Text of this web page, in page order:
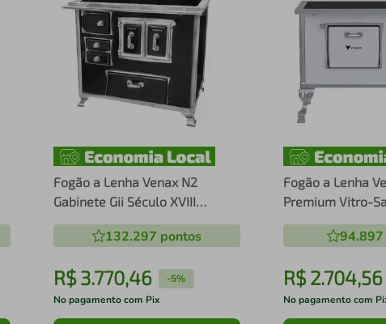
Fogão a Lenha Venax N2
Gabinete Gii Século XVIII
Premium Preto com Chapa
Vitrocerâmica - Chaminé Saída
132.297 pontos
R$ 3.770,46 -5%
No pagamento com Pix
Fogão a Lenha
Premium Vitro-
Esquerdo Fogão
GII N2 Premium
94.897
R$2.704,56
No pagamento com